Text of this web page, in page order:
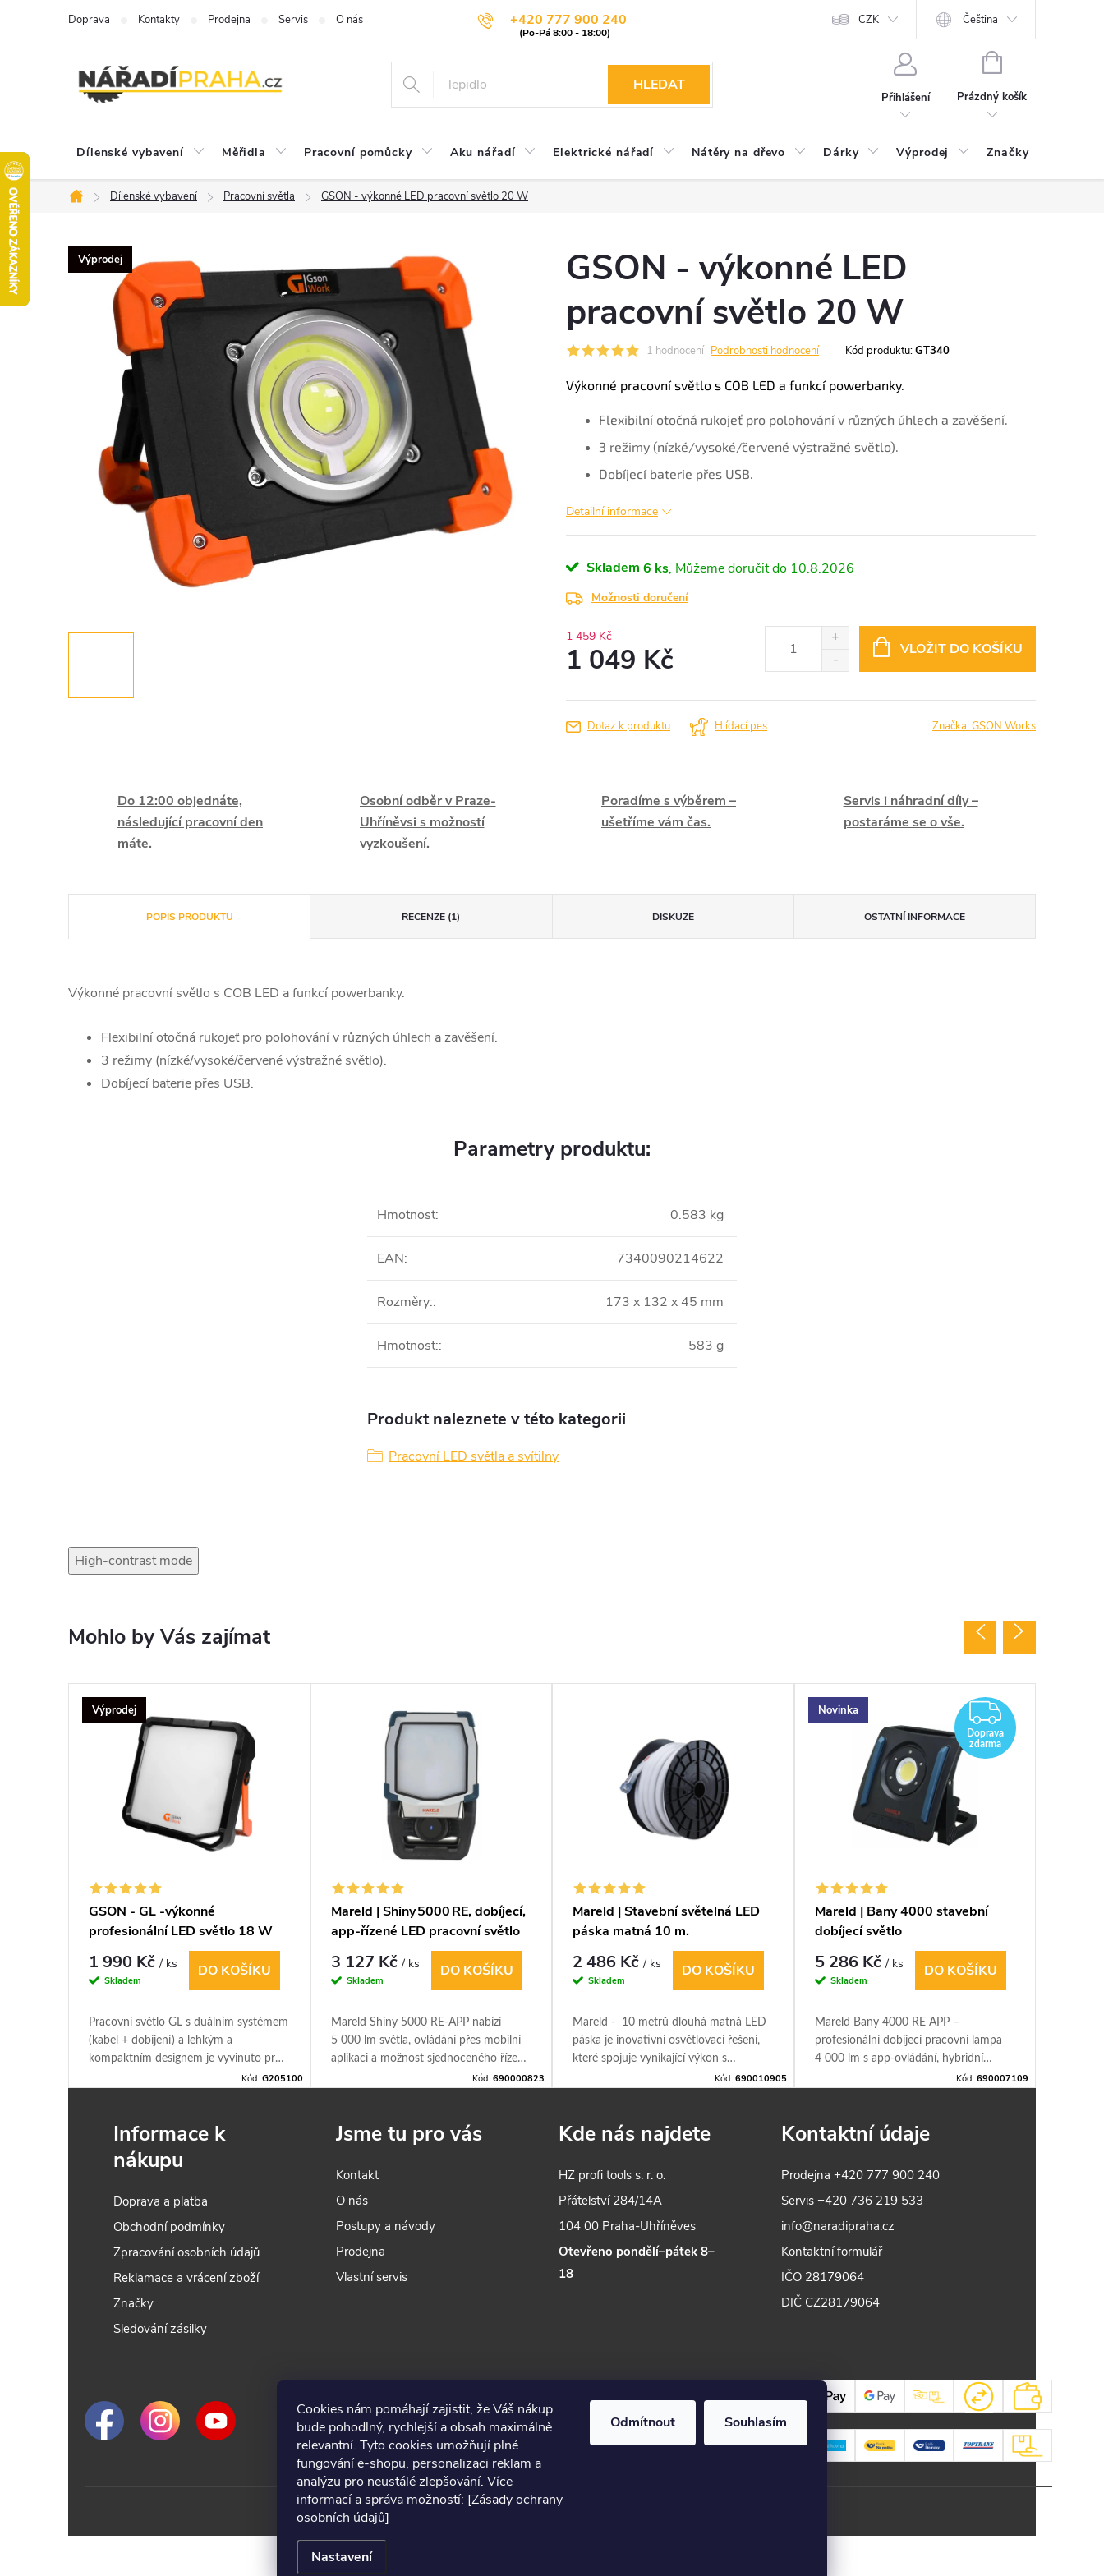
Cookies nám pomáhají zajistit, že Váš nákup
bude pohodlný, rychlejší a obsah maximálně
relevantní. Tyto cookies umožňují plné
fungování e-shopu, personalizaci reklam a
analýzu pro neustálé zlepšování. Více
informací a správa možností: [Zásady ochrany
osobních údajů]
Nastavení
Odmítnout Souhlasím
+420 777 900 240
Doprava Kontakty Prodejna Servis O nás CZK Čeština
HLEDAT
Přihlášení
NÁKUPNÍ
Prázdný košík
Dílenské vybavení Měřidla Pracovní pomůcky Aku nářadí Elektrické nářadí Nátěry na dřevo Dárky Výprodej Značky
Domů
Dílenské vybavení Pracovní světla GSON - výkonné LED pracovní světlo 20 W
Výprodej
GSON - výkonné LED
pracovní světlo 20 W
1 hodnocení Podrobnosti hodnocení Kód produktu:GT340
Výkonné pracovní světlo s COB LED a funkcí powerbanky.
Flexibilní otočná rukojeť pro polohování v různých úhlech a zavěšení.
3 režimy (nízké/vysoké/červené výstražné světlo).
Dobíjecí baterie přes USB.
Detailní informace
Skladem 6 ks 10.8.2026
Možnosti doručení
1 459 Kč
1 049 Kč
cena:
VLOŽIT DO KOŠÍKU
Dotaz k produktu Hlídací pes Značka:GSON Works
Do 12:00 objednáte,
následující pracovní den
máte.
Osobní odběr v Praze-
Uhříněvsi s možností
vyzkoušení.
Poradíme s výběrem –
ušetříme vám čas.
Servis i náhradní díly –
postaráme se o vše.
POPIS PRODUKTU RECENZE (1) DISKUZE OSTATNÍ INFORMACE
Výkonné pracovní světlo s COB LED a funkcí powerbanky.
Flexibilní otočná rukojeť pro polohování v různých úhlech a zavěšení.
3 režimy (nízké/vysoké/červené výstražné světlo).
Dobíjecí baterie přes USB.
Parametry produktu:
Hmotnost: 0.583 kg
EAN: 7340090214622
Rozměry:: 173 x 132 x 45 mm
Hmotnost:: 583 g
Produkt naleznete v této kategorii
Pracovní LED světla a svítilny
High-contrast mode
Mohlo by Vás zajímat
Výprodej
GSON - GL -výkonné
profesionální LED světlo 18 W
1 990 Kč/ ks
Skladem
DO KOŠÍKU
Pracovní světlo GL s duálním systémem
(kabel + dobíjení) a lehkým a
kompaktním designem je vyvinuto pro
profesionální použití. Je flexibilní,
Kód: G205100
Mareld | Shiny 5000 RE, dobíjecí,
app‑řízené LED pracovní světlo
3 127 Kč/ ks
Skladem
DO KOŠÍKU
Mareld Shiny 5000 RE‑APP nabízí
5 000 lm světla, ovládání přes mobilní
aplikaci a možnost sjednoceného řízení
až 100 lamp – ideální volba pro
Kód: 690000823
Mareld | Stavební světelná LED
páska matná 10 m.
2 486 Kč/ ks
Skladem
DO KOŠÍKU
Mareld - 10 metrů dlouhá matná LED
páska je inovativní osvětlovací řešení,
které spojuje vynikající výkon s
bezpečností a jednoduchostí instalace.
Kód: 690010905
Novinka ZDARMA
Doprava
zdarma
Mareld | Bany 4000 stavební
dobíjecí světlo
5 286 Kč/ ks
Skladem
DO KOŠÍKU
Mareld Bany 4000 RE APP –
profesionální dobíjecí pracovní lampa
4 000 lm s app‑ovládání, hybridní
napájení z baterií nářadí i sítě a plné
podmínkách.
Kód: 690007109
Informace k
nákupu
Doprava a platba
Obchodní podmínky
Zpracování osobních údajů
Reklamace a vrácení zboží
Značky
Sledování zásilky
Jsme tu pro vás
Kontakt
O nás
Postupy a návody
Prodejna
Vlastní servis
Kde nás najdete
HZ profi tools s. r. o.
Přátelství 284/14A
104 00 Praha-Uhříněves
Otevřeno pondělí–pátek 8–
18
Kontaktní údaje
Prodejna+420 777 900 240
Servis+420 736 219 533
info@naradipraha.cz
Kontaktní formulář
IČO 28179064
DIČ CZ28179064